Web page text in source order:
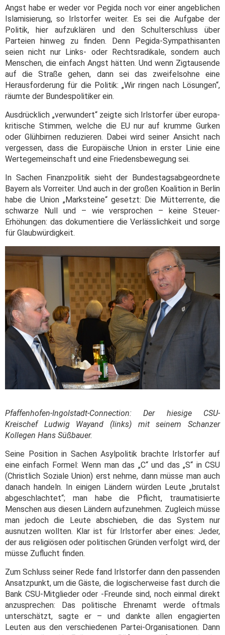
Angst habe er weder vor Pegida noch vor einer angeblichen
Islamisierung, so Irlstorfer weiter. Es sei die Aufgabe der
Politik, hier aufzuklären und den Schulterschluss über
Parteien hinweg zu finden. Denn Pegida-Sympathisanten
seien nicht nur Links- oder Rechtsradikale, sondern auch
Menschen, die einfach Angst hätten. Und wenn Zigtausende
auf die Straße gehen, dann sei das zweifelsohne eine
Herausforderung für die Politik: „Wir ringen nach Lösungen“,
räumte der Bundespolitiker ein.
Ausdrücklich „verwundert“ zeigte sich Irlstorfer über europa-
kritische Stimmen, welche die EU nur auf krumme Gurken
oder Glühbirnen reduzieren. Dabei wird seiner Ansicht nach
vergessen, dass die Europäische Union in erster Linie eine
Wertegemeinschaft und eine Friedensbewegung sei.
In Sachen Finanzpolitik sieht der Bundestagsabgeordnete
Bayern als Vorreiter. Und auch in der großen Koalition in Berlin
habe die Union „Marksteine“ gesetzt: Die Mütterrente, die
schwarze Null und – wie versprochen – keine Steuer-
Erhöhungen: das dokumentiere die Verlässlichkeit und sorge
für Glaubwürdigkeit.
Pfaffenhofen-Ingolstadt-Connection: Der hiesige CSU-
Kreischef Ludwig Wayand (links) mit seinem Schanzer
Kollegen Hans Süßbauer.
Seine Position in Sachen Asylpolitik brachte Irlstorfer auf
eine einfach Formel: Wenn man das „C“ und das „S“ in CSU
(Christlich Soziale Union) erst nehme, dann müsse man auch
danach handeln. In einigen Ländern würden Leute „brutalst
abgeschlachtet“; man habe die Pflicht, traumatisierte
Menschen aus diesen Ländern aufzunehmen. Zugleich müsse
man jedoch die Leute abschieben, die das System nur
ausnutzen wollten. Klar ist für Irlstorfer aber eines: Jeder,
der aus religiösen oder politischen Gründen verfolgt wird, der
müsse Zuflucht finden.
Zum Schluss seiner Rede fand Irlstorfer dann den passenden
Ansatzpunkt, um die Gäste, die logischerweise fast durch die
Bank CSU-Mitglieder oder -Freunde sind, noch einmal direkt
anzusprechen: Das politische Ehrenamt werde oftmals
unterschätzt, sagte er – und dankte allen engagierten
Leuten aus den verschiedenen Partei-Organisationen. Dann